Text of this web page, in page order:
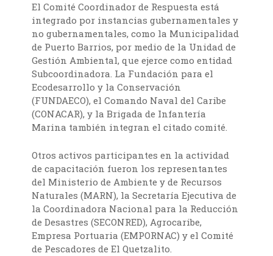
El Comité Coordinador de Respuesta está
integrado por instancias gubernamentales y
no gubernamentales, como la Municipalidad
de Puerto Barrios, por medio de la Unidad de
Gestión Ambiental, que ejerce como entidad
Subcoordinadora. La Fundación para el
Ecodesarrollo y la Conservación
(FUNDAECO), el Comando Naval del Caribe
(CONACAR), y la Brigada de Infantería
Marina también integran el citado comité.
Otros activos participantes en la actividad
de capacitación fueron los representantes
del Ministerio de Ambiente y de Recursos
Naturales (MARN), la Secretaría Ejecutiva de
la Coordinadora Nacional para la Reducción
de Desastres (SECONRED), Agrocaribe,
Empresa Portuaria (EMPORNAC) y el Comité
de Pescadores de El Quetzalito.